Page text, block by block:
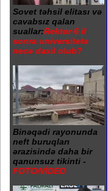
Sovet təhsil elitası və
cavabsız qalan
suallar:Rektor 6 il
sonra universitetə
necə daxil olub?
Binəqədi rayonunda
neft buruqları
ərazisində daha bir
qanunsuz tikinti -
FOTO/VİDEO